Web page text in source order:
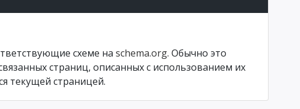
схеме на schema.org. Обычно это
страниц, описанных с использованием их
текущей страницей.